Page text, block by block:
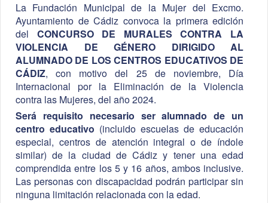
La Fundación Municipal de la Mujer del Excmo.
Ayuntamiento de Cádiz convoca la primera edición
del CONCURSO DE MURALES CONTRA LA
VIOLENCIA DE GÉNERO DIRIGIDO AL
ALUMNADO DE LOS CENTROS EDUCATIVOS DE
CÁDIZ, con motivo del 25 de noviembre, Día
Internacional por la Eliminación de la Violencia
contra las Mujeres, del año 2024.
Será requisito necesario ser alumnado de un
centro educativo (incluido escuelas de educación
especial, centros de atención integral o de índole
similar) de la ciudad de Cádiz y tener una edad
comprendida entre los 5 y 16 años, ambos inclusive.
Las personas con discapacidad podrán participar sin
ninguna limitación relacionada con la edad.